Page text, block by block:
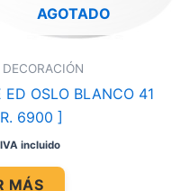
AGOTADO
ED OSLO BLANCO 41
6900 ]
IVA incluido
MÁS